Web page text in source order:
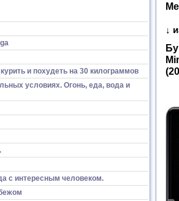
и похудеть на 30 килограммов
условиях. Огонь, еда, вода и
с интересным человеком.
↓